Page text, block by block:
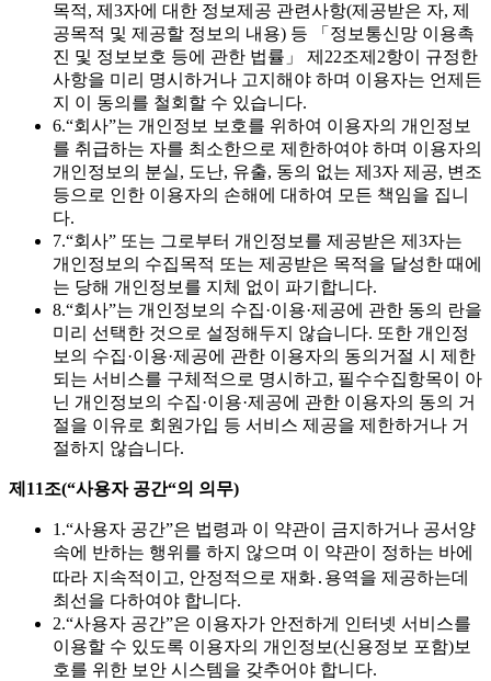
목적, 제3자에 대한 정보제공 관련사항(제공받은 자, 제
공목적 및 제공할 정보의 내용) 등 「정보통신망 이용촉
진 및 정보보호 등에 관한 법률」 제22조제2항이 규정한
사항을 미리 명시하거나 고지해야 하며 이용자는 언제든
지 이 동의를 철회할 수 있습니다.
6.“회사”는 개인정보 보호를 위하여 이용자의 개인정보
를 취급하는 자를 최소한으로 제한하여야 하며 이용자의
개인정보의 분실, 도난, 유출, 동의 없는 제3자 제공, 변조
등으로 인한 이용자의 손해에 대하여 모든 책임을 집니
다.
7.“회사” 또는 그로부터 개인정보를 제공받은 제3자는
개인정보의 수집목적 또는 제공받은 목적을 달성한 때에
는 당해 개인정보를 지체 없이 파기합니다.
8.“회사”는 개인정보의 수집·이용·제공에 관한 동의 란을
미리 선택한 것으로 설정해두지 않습니다. 또한 개인정
보의 수집·이용·제공에 관한 이용자의 동의거절 시 제한
되는 서비스를 구체적으로 명시하고, 필수수집항목이 아
닌 개인정보의 수집·이용·제공에 관한 이용자의 동의 거
절을 이유로 회원가입 등 서비스 제공을 제한하거나 거
절하지 않습니다.
제11조(“사용자 공간“의 의무)
1.“사용자 공간”은 법령과 이 약관이 금지하거나 공서양
속에 반하는 행위를 하지 않으며 이 약관이 정하는 바에
따라 지속적이고, 안정적으로 재화․용역을 제공하는데
최선을 다하여야 합니다.
2.“사용자 공간”은 이용자가 안전하게 인터넷 서비스를
이용할 수 있도록 이용자의 개인정보(신용정보 포함)보
호를 위한 보안 시스템을 갖추어야 합니다.